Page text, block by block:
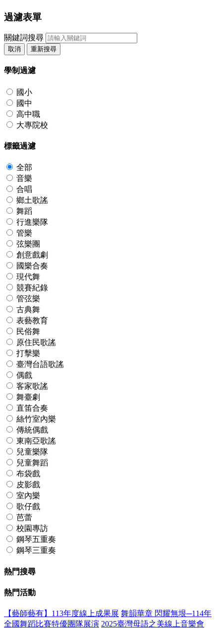
過濾表單
關鍵詞搜尋
取消 重新搜尋
學制過濾
國小
國中
高中職
大專院校
標籤過濾
全部
音樂
合唱
鄉土歌謠
舞蹈
行進樂隊
管樂
弦樂團
創意戲劇
國樂合奏
現代舞
競賽紀錄
管弦樂
古典舞
表藝教育
民俗舞
原住民歌謠
打擊樂
臺灣台語歌謠
偶戲
客家歌謠
舞臺劇
直笛合奏
絲竹室內樂
傳統偶戲
東南亞歌謠
兒童樂隊
兒童舞蹈
布袋戲
皮影戲
室內樂
歌仔戲
芭蕾
校園專訪
鋼琴五重奏
鋼琴三重奏
熱門搜尋
熱門活動
【藝師藝有】113年度線上成果展 舞韻華章 閃耀無垠─114年
全國舞蹈比賽特優團隊展演 2025臺灣母語之美線上音樂會